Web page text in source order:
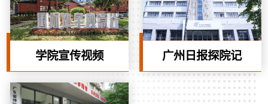
学院宣传视频 广州日报探院记